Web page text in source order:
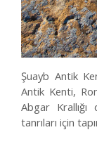
Şuayb Antik
Antik Kenti,
Abgar
tanrıları için